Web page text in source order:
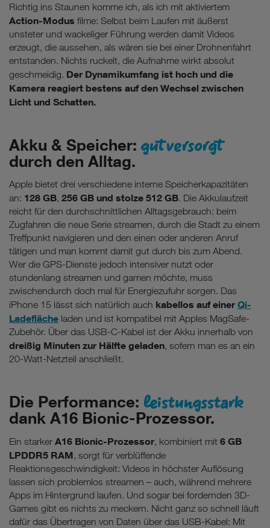
Richtig ins Staunen komme ich, als ich mit aktiviertem
Action-Modus filme: Selbst beim Laufen mit äußerst
unsteter und wackeliger Führung werden damit Videos
erzeugt, die aussehen, als wären sie bei einer Drohnenfahrt
entstanden. Nichts ruckelt, die Aufnahme wirkt absolut
geschmeidig. Der Dynamikumfang ist hoch und die
Kamera reagiert bestens auf den Wechsel zwischen
Licht und Schatten.
Akku & Speicher: gut versorgt
durch den Alltag.
Apple bietet drei verschiedene interne Speicherkapazitäten
an: 128 GB, 256 GB und stolze 512 GB. Die Akkulaufzeit
reicht für den durchschnittlichen Alltagsgebrauch: beim
Zugfahren die neue Serie streamen, durch die Stadt zu einem
Treffpunkt navigieren und den einen oder anderen Anruf
tätigen und man kommt damit gut durch bis zum Abend.
Wer die GPS-Dienste jedoch intensiver nutzt oder
stundenlang streamen und gamen möchte, muss
zwischendurch doch mal für Energiezufuhr sorgen. Das
iPhone 15 lässt sich natürlich auch kabellos auf einer Qi-
Ladefläche laden und ist kompatibel mit Apples MagSafe-
Zubehör. Über das USB-C-Kabel ist der Akku innerhalb von
dreißig Minuten zur Hälfte geladen, sofern man es an ein
20-Watt-Netzteil anschließt.
Die Performance: leistungsstark
dank A16 Bionic-Prozessor.
Ein starker A16 Bionic-Prozessor, kombiniert mit 6 GB
LPDDR5 RAM, sorgt für verblüffende
Reaktionsgeschwindigkeit: Videos in höchster Auflösung
lassen sich problemlos streamen – auch, während mehrere
Apps im Hintergrund laufen. Und sogar bei fordernden 3D-
Games gibt es nichts zu meckern. Nicht ganz so schnell läuft
dafür das Übertragen von Daten über das USB-Kabel: Mit